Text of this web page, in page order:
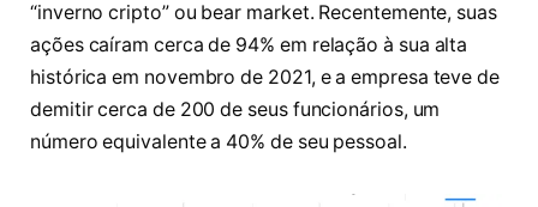
“inverno cripto” ou bear market. Recentemente, suas
ações caíram cerca de 94% em relação à sua alta
histórica em novembro de 2021, e a empresa teve de
demitir cerca de 200 de seus funcionários, um
número equivalente a 40% de seu pessoal.